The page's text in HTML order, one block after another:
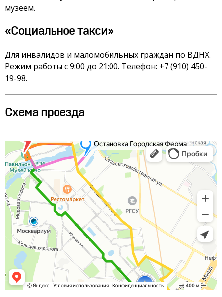
музеем.
«Социальное такси»
Для инвалидов и маломобильных граждан по ВДНХ.
Режим работы с 9:00 до 21:00. Телефон: +7 (910) 450-
19-98.
Схема проезда